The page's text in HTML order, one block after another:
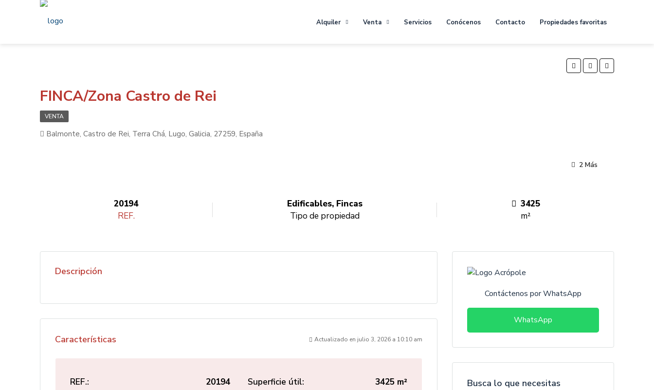
Alquiler Venta Servicios Conócenos Contacto Propiedades favoritas
FINCA/Zona Castro de Rei
VENTA
Balmonte, Castro de Rei, Terra Chá, Lugo, Galicia, 27259, España
2 Más
20194
REF.
Edificables, Fincas
Tipo de propiedad
3425
m²
Descripción
Características Actualizado en julio 3, 2026 a 10:10 am
REF.: 20194 Superficie útil:
3425 m²
Contáctenos por WhatsApp
WhatsApp
Busca lo que necesitas